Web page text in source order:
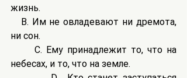
жизнь.
ни сон.
      C. Ему принадлежит то, что на
небесах, и то, что на земле.